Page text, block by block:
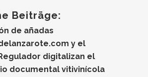
Beiträge:
de añadas
y el
digitalizan el
documental vitivinícola